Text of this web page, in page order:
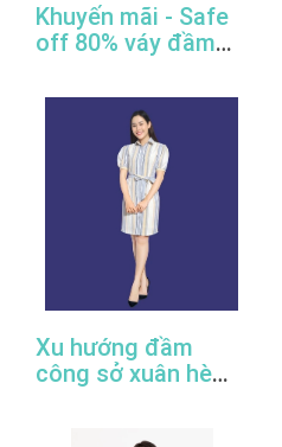
Khuyến mãi - Safe
off 80% váy đầm
đẹp
Xu hướng đầm
công sở xuân hè